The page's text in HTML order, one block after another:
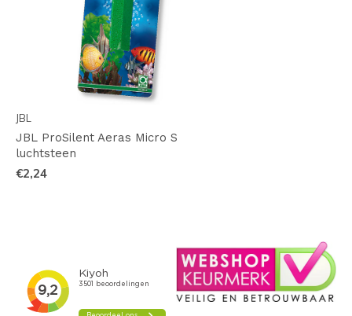
JBL
JBL ProSilent Aeras Micro S
luchtsteen
€2,24